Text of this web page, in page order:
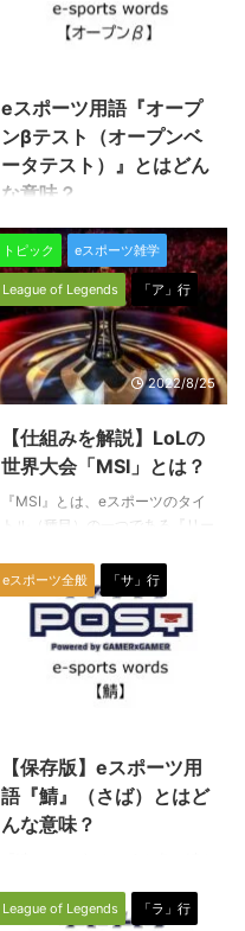
に用語の意味を学んで、知識を深
めましょう！（下につづく） プ
トローラーである「プロコントロ
ーラー」の略称です。 Nintendo
Switchはその人気ゆえ、あらゆ
るサードパーティから専用コント
ね。 しかし、目当てのコント ...
eスポーツ用語『オープ
ンβテスト（オープンベ
ータテスト）』とはどん
な意味？
『オープンβテスト（オープンベ
ータテスト）』とは、IT用語やゲ
ーム用語として使われる専門用語
の一つです。 ここでは『オープ
ンβテスト』がゲーム用語として
使われる際の意味やその役割につ
いて解説していきます。 オープ
ンβテストの意義 英語では
が多いようです。 開発中のベー
タ版製品に対して調整の目的で実
者を広く募集し、試用してもらう
ストでは、参加者は無料で試作段
階のソフトウェアを利用し、感想
や意見、 ...
トピック eスポーツ雑学
League of Legends 「ア」行
2022/8/25
【仕組みを解説】LoLの
世界大会「MSI」とは？
『MSI』とは、eスポーツのタイ
トル（種目）の一つである『リー
Legends／通称LoL）』の公式大
会を示す専門用語です。大会の仕
組みが理解できれば、より観戦を
楽しむことができますよ！ MSIと
は MSI（エムエスアイ）とは、ラ
イアットゲームズが主催する
ル）】の略称です。こちらも世界
大会ですが、名前の通りシーズン
の中間である5月に開催される大
会となります。 WCSとは異な
eスポーツ全般 「サ」行
【保存版】eスポーツ用
語『鯖』（さば）とはど
んな意味？
eスポーツを含むオンラインゲー
League of Legends 「ラ」行